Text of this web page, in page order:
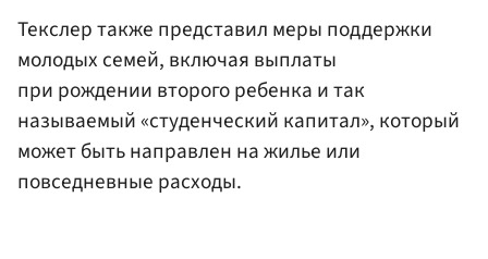
Текслер также представил меры поддержки
молодых семей, включая выплаты
при рождении второго ребенка и так
называемый «студенческий капитал», который
может быть направлен на жилье или
повседневные расходы.